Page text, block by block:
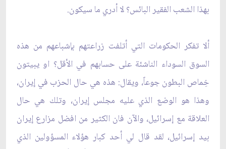
بهذا الشعب الفقير البائس؟ لا أدري ما سيكون.
ألا تفكر الحكومات التي أتلفت زراعتهم بإشباعهم من هذه
السوق السوداء الناشئة على حسابهم في الأقل؟ او يبيتون
خِماص البطون جوعاً، ويقال: هذه هي حال الحزب في إيران،
وهذا هو الوضع الذي عليه مجلس إيران، وتلك هي حال
العلاقة مع إسرائيل، والآن فان الكثير من افضل مزارع إيران
بيد إسرائيل، لقد قال لي أحد كبار هؤلاء المسؤولين الذي